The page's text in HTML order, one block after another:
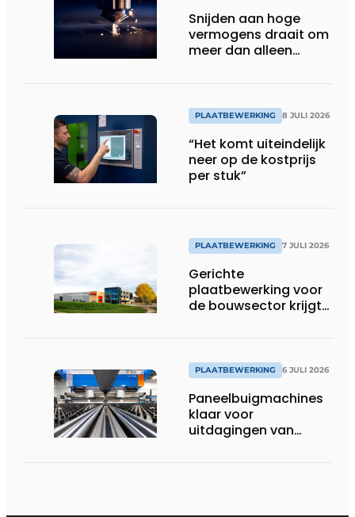
Snijden aan hoge
vermogens draait om
meer dan alleen
PLAATBEWERKING 8 JULI 2026
“Het komt uiteindelijk
neer op de kostprijs
per stuk”
PLAATBEWERKING 7 JULI 2026
Gerichte
plaatbewerking voor
de bouwsector krijgt
PLAATBEWERKING 6 JULI 2026
Paneelbuigmachines
klaar voor
uitdagingen van